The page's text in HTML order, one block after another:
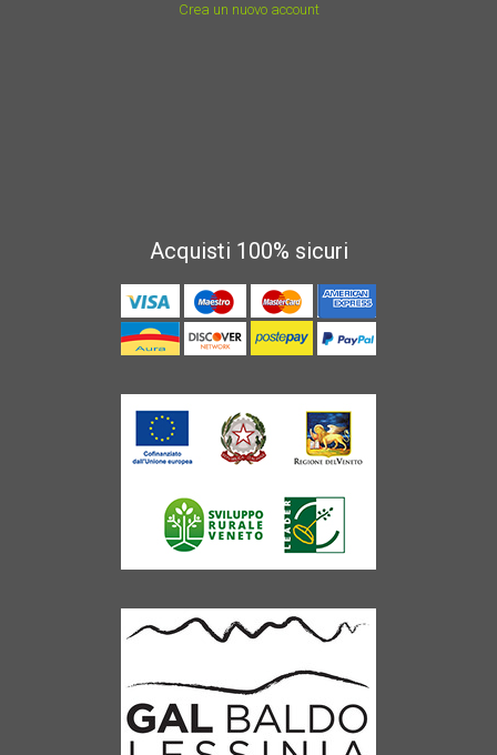
Crea un nuovo account
Acquisti 100% sicuri